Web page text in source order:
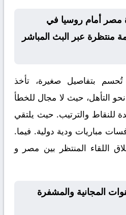
مصر أمام روسيا في
منتظرة عبر البث المباشر
بتفاصيل صغيرة، تأخذ
التأهل، حيث لا مجال للخطأ
للنقاط والترتيب. حيث يلتقي
مباريات ودية دولية. فيما.
اللقاء المنتظر بين مصر و
المجانية والمشفرة